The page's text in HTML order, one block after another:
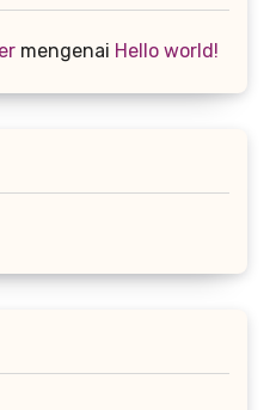
mengenai Hello world!